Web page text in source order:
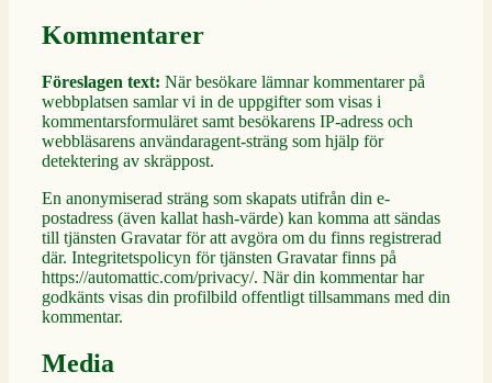
Kommentarer
Föreslagen text: När besökare lämnar kommentarer på
webbplatsen samlar vi in de uppgifter som visas i
kommentarsformuläret samt besökarens IP-adress och
webbläsarens användaragent-sträng som hjälp för
detektering av skräppost.
En anonymiserad sträng som skapats utifrån din e-
postadress (även kallat hash-värde) kan komma att sändas
till tjänsten Gravatar för att avgöra om du finns registrerad
där. Integritetspolicyn för tjänsten Gravatar finns på
https://automattic.com/privacy/. När din kommentar har
godkänts visas din profilbild offentligt tillsammans med din
kommentar.
Media